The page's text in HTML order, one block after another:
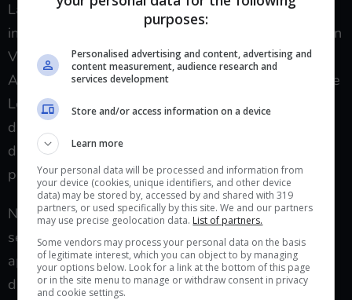
La duchessa riuscirà a scuotere Lope. Il giovane,
infatti, comincerà a
dubitare della sua relazione
con
Vera, a temere di non essere abbastanza per lei.
Amalia arriverà addirittura ad accusare apertamente
Lope di non essere all’altezza di sua figlia. La
duchessa dirà che la loro storia non potrà mai
durare: va interpretata come un’infatuazione
passeggera, senza futuro.
Nel frattempo, Maria, consapevole di aver spezzato
senza volerlo il cuore di Jana, affronterà a viso
aperto Petra, accusandola di aver rubato il suo
diario. E poi ci sarà un altro colpo di scena. Curro
purposes:
Personalised advertising and content, advertising and
content measurement, audience research and
services development
Store and/or access information on a device
Learn more
Your personal data will be processed and information from
your device (cookies, unique identifiers, and other device
data) may be stored by, accessed by and shared with 319
partners, or used specifically by this site. We and our partners
may use precise geolocation data. List of partners.
Some vendors may process your personal data on the basis
of legitimate interest, which you can object to by managing
your options below. Look for a link at the bottom of this page
or in the site menu to manage or withdraw consent in privacy
and cookie settings.